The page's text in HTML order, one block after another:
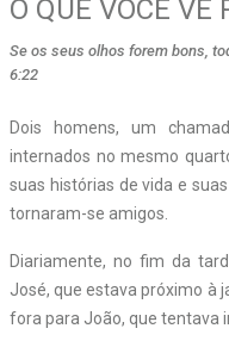
O QUE VOCÊ
Se os seus olhos forem bons,
6:22
Dois homens, um
internados no mesmo
suas histórias de vida e
tornaram-se amigos.
Diariamente, no fim da
José, que estava próximo à
fora para João, que tentava